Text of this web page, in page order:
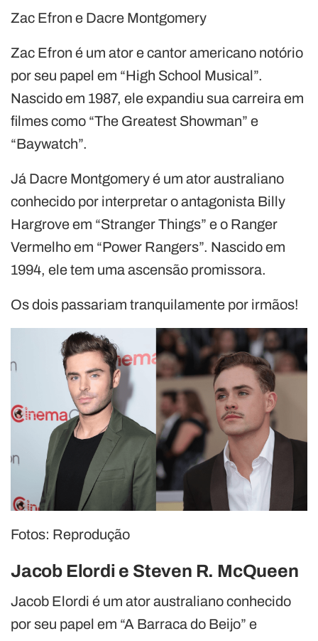
Zac Efron e Dacre Montgomery
Zac Efron é um ator e cantor americano notório
por seu papel em “High School Musical”.
Nascido em 1987, ele expandiu sua carreira em
filmes como “The Greatest Showman” e
“Baywatch”.
Já Dacre Montgomery é um ator australiano
conhecido por interpretar o antagonista Billy
Hargrove em “Stranger Things” e o Ranger
Vermelho em “Power Rangers”. Nascido em
1994, ele tem uma ascensão promissora.
Os dois passariam tranquilamente por irmãos!
Fotos: Reprodução
Jacob Elordi e Steven R. McQueen
Jacob Elordi é um ator australiano conhecido
por seu papel em “A Barraca do Beijo” e